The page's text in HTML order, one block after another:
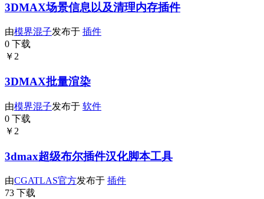
3DMAX场景信息以及清理内存插件
由模界混子发布于 插件
0 下载
￥2
3DMAX批量渲染
由模界混子发布于 软件
0 下载
￥2
3dmax超级布尔插件汉化脚本工具
由CGATLAS官方发布于 插件
73 下载